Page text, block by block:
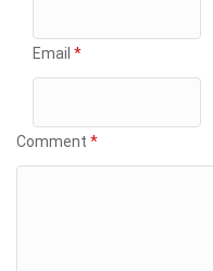
Email *
Comment *